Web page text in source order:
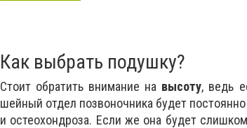
Как выбрать подушку?
Стоит обратить внимание на высоту, ведь
шейный отдел позвоночника будет
и остеохондроза. Если же она будет